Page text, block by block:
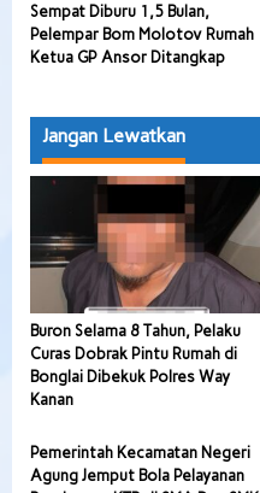
Sempat Diburu 1,5 Bulan,
Pelempar Bom Molotov Rumah
Ketua GP Ansor Ditangkap
Jangan Lewatkan
Buron Selama 8 Tahun, Pelaku
Curas Dobrak Pintu Rumah di
Bonglai Dibekuk Polres Way
Kanan
Pemerintah Kecamatan Negeri
Agung Jemput Bola Pelayanan